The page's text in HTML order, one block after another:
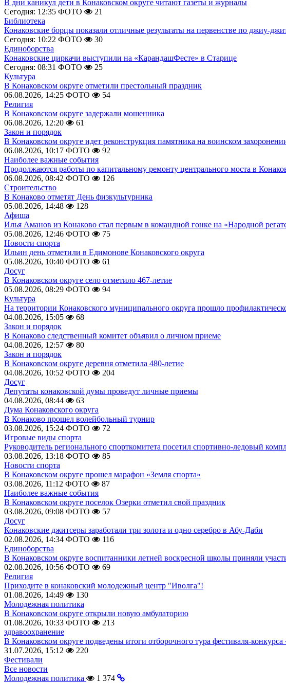
В дни каникул дети в Конаковском округе читают газеты и журналы
Сегодня: 12:35 ФОТО
21
Библиотека
Конаковские борцы показали отличные результаты на первенстве по джиу-
Сегодня: 10:22 ФОТО
30
Единоборства
Конаковские циркачи выступили на «КарандашФесте» в Старице
Сегодня: 08:31 ФОТО
25
Культура
В Конаковском округе отметили престольный праздник
06.08.2026, 14:25 ФОТО
54
Религия
В Конаковском округе задержали мошенника
06.08.2026, 12:20
61
Закон и порядок
В Конаковском округе идет реконструкция памятника на воинском
06.08.2026, 10:17 ФОТО
92
Наиболее важные события
Продолжаются работы по капитальному ремонту центрального моста в
06.08.2026, 08:42 ФОТО
126
Строительство
В Конаково отметят День физкультурника
05.08.2026, 14:48
128
Афиша
Илья Аманов из Конаково стал первым в командной гонке на «Народной
05.08.2026, 12:46 ФОТО
75
Новости спорта
Ильин день отметили в Едимонове Конаковского округа
05.08.2026, 10:40 ФОТО
61
Досуг
В Конаковском округе село отметило 467-летие
05.08.2026, 08:29 ФОТО
94
Культура
На территории Конаковского муниципального округа прошло
04.08.2026, 15:05
68
Закон и порядок
В Конаково следственный комитет объявил о личном приеме
04.08.2026, 12:57
80
Закон и порядок
В Конаковском округе деревня отметила 480-летие
04.08.2026, 10:52 ФОТО
204
Досуг
Депутаты конаковской думы проведут личные приемы
04.08.2026, 08:44
63
Дума Конаковского округа
В Конаково прошел волейбольный турнир
03.08.2026, 15:24 ФОТО
72
Игровые виды спорта
Руководитель регионального спорткомитета посетил спортивно-ледовый
03.08.2026, 13:18 ФОТО
85
Новости спорта
В Конаковском округе прошел марафон «Земля спорта»
03.08.2026, 11:12 ФОТО
87
Наиболее важные события
В Конаковском округе поселок Озерки отметил свой праздник
03.08.2026, 09:08 ФОТО
57
Досуг
Конаковские джитсеры заработали три золота и одно серебро в Абу-Даби
02.08.2026, 14:34 ФОТО
116
Единоборства
В Конаковском округе воспитанники летней воскресной школы приняли
02.08.2026, 10:56 ФОТО
69
Религия
Приходите в конаковский молодежный центр "Иволга"!
01.08.2026, 14:49
130
Молодежная политика
В Конаковском округе открыли новую амбулаторию
01.08.2026, 10:33 ФОТО
213
здравоохранение
В Конаковском округе подведены итоги отборочного тура фестиваля-
31.07.2026, 15:12
220
Фестивали
Все новости
Молодежная политика
1 374